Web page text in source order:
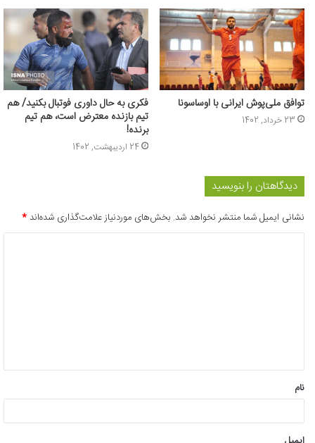
توافق ملی‌پوش ایرانی با اوساسونا
23 خرداد, 1402
فکری به حال داوری فوتبال بکنید/ هم
تیم بازنده معترض است، هم تیم
برنده!
24 اردیبهشت, 1402
دیدگاهتان را بنویسید
نشانی ایمیل شما منتشر نخواهد شد. بخش‌های موردنیاز علامت‌گذاری شده‌اند*
*
نام